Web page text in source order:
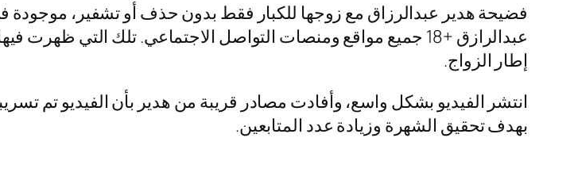
فضيحة هدير عبدالرزاق مع زوجها للكبار فقط بدون حذف أو تشفير،
عبدالرازق +18 جميع مواقع ومنصات التواصل الاجتماعي. تلك التي
إطار الزواج.
انتشر الفيديو بشكل واسع، وأفادت مصادر قريبة من هدير بأن الفيديو تم
بهدف تحقيق الشهرة وزيادة عدد المتابعين.